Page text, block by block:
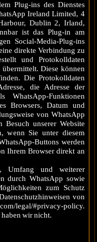
Plug-ins des Dienstes
Ireland Limited, 4
Dublin 2, Irland,
ist das Plug-in am
Social-Media-Plug-ins
direkte Verbindung zu
und Protokolldaten
Diese können
Die Protokolldaten
die Adresse der
WhatsApp-Funktionen
Browsers, Datum und
von WhatsApp
Besuch unserer Website
wenn Sie unter diesem
Buttons werden
Ihrem Browser direkt an
Umfang und weiterer
durch WhatsApp sowie
zum Schutz
von
legal/#privacy-policy.
wir nicht.